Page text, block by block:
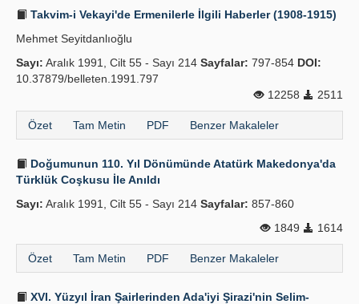
Takvim-i Vekayi'de Ermenilerle İlgili Haberler (1908-1915)
Mehmet Seyitdanlıoğlu
Sayı: Aralık 1991, Cilt 55 - Sayı 214 Sayfalar: 797-854 DOI:
10.37879/belleten.1991.797
12258
2511
Özet Tam Metin PDF Benzer Makaleler
Doğumunun 110. Yıl Dönümünde Atatürk Makedonya'da
Türklük Coşkusu İle Anıldı
Sayı: Aralık 1991, Cilt 55 - Sayı 214 Sayfalar: 857-860
1849
1614
Özet Tam Metin PDF Benzer Makaleler
XVI. Yüzyıl İran Şairlerinden Ada'iyi Şirazi'nin Selim-